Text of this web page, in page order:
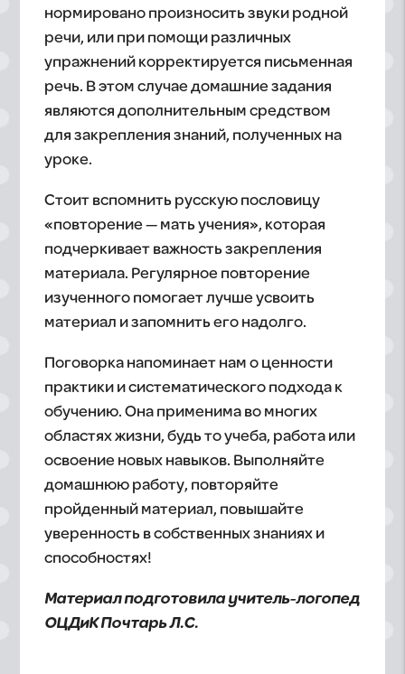
нормировано произносить звуки родной
речи, или при помощи различных
упражнений корректируется письменная
речь. В этом случае домашние задания
являются дополнительным средством
для закрепления знаний, полученных на
уроке.
Стоит вспомнить русскую пословицу
«повторение — мать учения», которая
подчеркивает важность закрепления
материала. Регулярное повторение
изученного помогает лучше усвоить
материал и запомнить его надолго.
Поговорка напоминает нам о ценности
практики и систематического подхода к
обучению. Она применима во многих
областях жизни, будь то учеба, работа или
освоение новых навыков. Выполняйте
домашнюю работу, повторяйте
пройденный материал, повышайте
уверенность в собственных знаниях и
способностях!
Материал подготовила учитель-логопед
ОЦДиК Почтарь Л.С.